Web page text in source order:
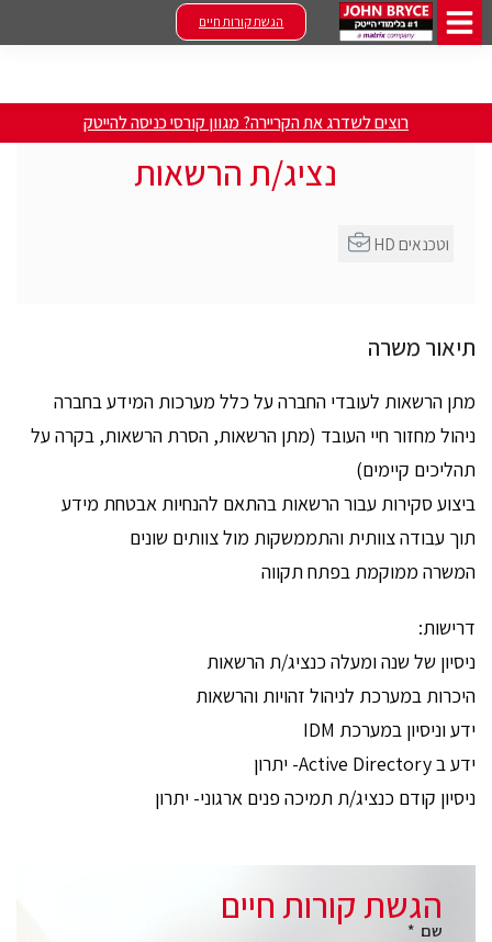
הגשת קורות חיים
רוצים לשדרג את הקריירה? מגוון קורסי כניסה להייטק
נציג/ת הרשאות
תיאור משרה
מתן הרשאות לעובדי החברה על כלל מערכות המידע בחברה
ניהול מחזור חיי העובד (מתן הרשאות, הסרת הרשאות, בקרה על
תהליכים קיימים)
ביצוע סקירות עבור הרשאות בהתאם להנחיות אבטחת מידע
תוך עבודה צוותית והתממשקות מול צוותים שונים
המשרה ממוקמת בפתח תקווה
דרישות:
ניסיון של שנה ומעלה כנציג/ת הרשאות
היכרות במערכת לניהול זהויות והרשאות
ידע וניסיון במערכת IDM
ידע ב Active Directory- יתרון
ניסיון קודם כנציג/ת תמיכה פנים ארגוני- יתרון
הגשת קורות חיים
שם